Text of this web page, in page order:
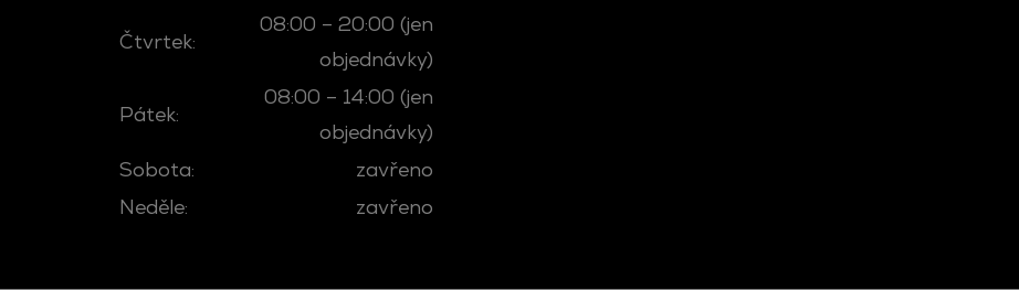
Čtvrtek:
08:00 – 20:00 (jen
objednávky)
Pátek:
08:00 – 14:00 (jen
objednávky)
Sobota:
zavřeno
Neděle:
zavřeno